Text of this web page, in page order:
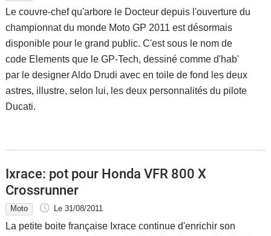
Le couvre-chef qu'arbore le Docteur depuis l'ouverture du
championnat du monde Moto GP 2011 est désormais
disponible pour le grand public. C'est sous le nom de
code Elements que le GP-Tech, dessiné comme d'hab'
par le designer Aldo Drudi avec en toile de fond les deux
astres, illustre, selon lui, les deux personnalités du pilote
Ducati.
Ixrace: pot pour Honda VFR 800 X
Crossrunner
Moto Le 31/08/2011
La petite boite française Ixrace continue d'enrichir son